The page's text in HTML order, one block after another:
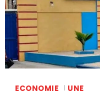
ECONOMIE UNE